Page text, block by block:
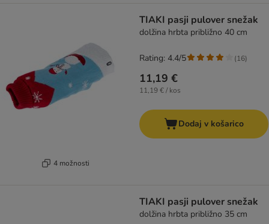
4 možnosti
TIAKI pasji pulover snežak
dolžina hrbta približno 40 cm
11,19 €
11,19 € / kos
Rating: 4.4/5 (16)
Dodaj v košarico
TIAKI pasji pulover snežak
dolžina hrbta približno 35 cm